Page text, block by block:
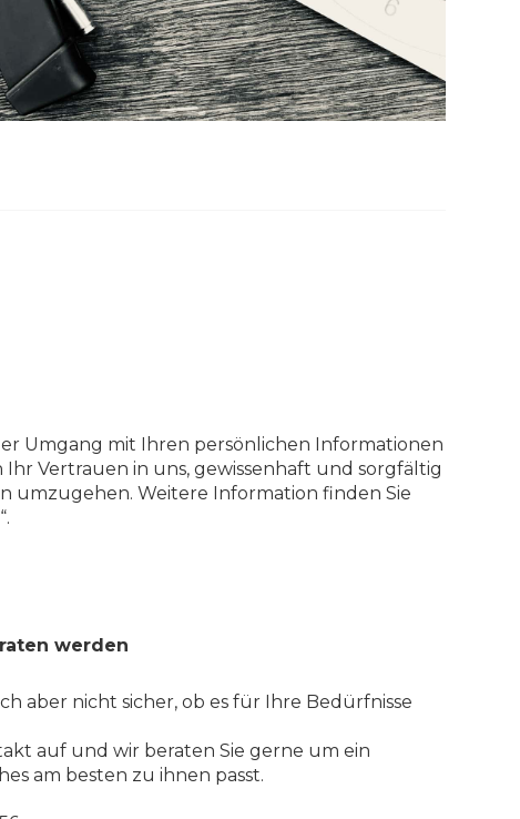
Umgang mit Ihren persönlichen Informationen
Vertrauen in uns, gewissenhaft und sorgfältig
umzugehen. Weitere Information finden Sie
werden
aber nicht sicher, ob es für Ihre Bedürfnisse
auf und wir beraten Sie gerne um ein
am besten zu ihnen passt.